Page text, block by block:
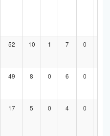
52 10 1 7 0
49 8 0 6 0
17 5 0 4 0